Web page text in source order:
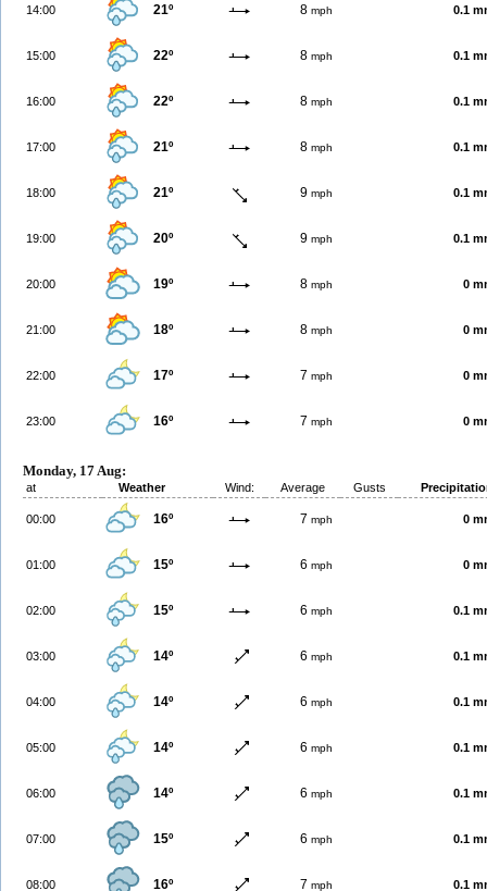
14:00 21º 8 mph 0.1
15:00 22º 8 mph 0.1
16:00 22º 8 mph 0.1
17:00 21º 8 mph 0.1
18:00 21º 9 mph 0.1
19:00 20º 9 mph 0.1
20:00 19º 8 mph 0
21:00 18º 8 mph 0
22:00 17º 7 mph 0
23:00 16º 7 mph 0
Monday, 17 Aug:
at Weather Wind: Average Gusts
00:00 16º 7 mph 0
01:00 15º 6 mph 0
02:00 15º 6 mph 0.1
03:00 14º 6 mph 0.1
04:00 14º 6 mph 0.1
05:00 14º 6 mph 0.1
06:00 14º 6 mph 0.1
07:00 15º 6 mph 0.1
08:00 16º 7 mph 0.1